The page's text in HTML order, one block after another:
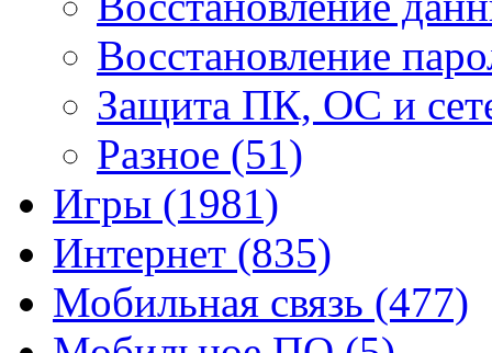
Восстановление
Защита ПК, ОС и
Разное (51)
Игры (1981)
Интернет (835)
Мобильная связь (477)